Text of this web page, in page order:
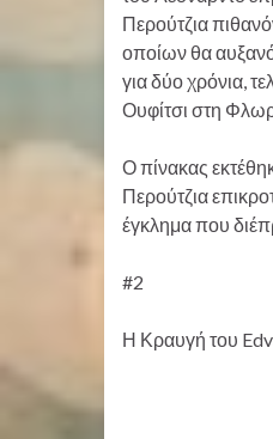
Περούτζια
οποίων θα
για δύο χρόνια,
Ουφίτσι στη
Ο πίνακας
Περούτζια
έγκλημα που
#2
Η Κραυγή του